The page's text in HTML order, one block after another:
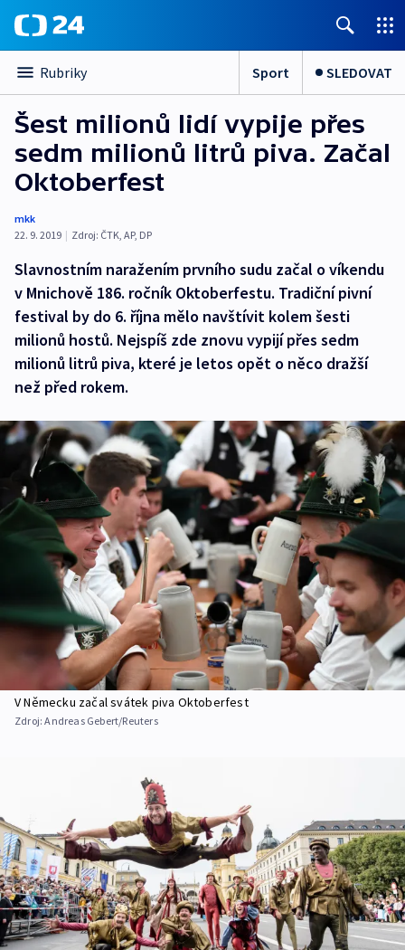
Rubriky Sport SLEDOVAT
Šest milionů lidí vypije přes
sedm milionů litrů piva. Začal
Oktoberfest
mkk
22. 9. 2019 | Zdroj: ČTK, AP, DP
Slavnostním naražením prvního sudu začal o víkendu
v Mnichově 186. ročník Oktoberfestu. Tradiční pivní
festival by do 6. října mělo navštívit kolem šesti
milionů hostů. Nejspíš zde znovu vypijí přes sedm
milionů litrů piva, které je letos opět o něco dražší
než před rokem.
V Německu začal svátek piva Oktoberfest
Zdroj:Andreas Gebert/Reuters